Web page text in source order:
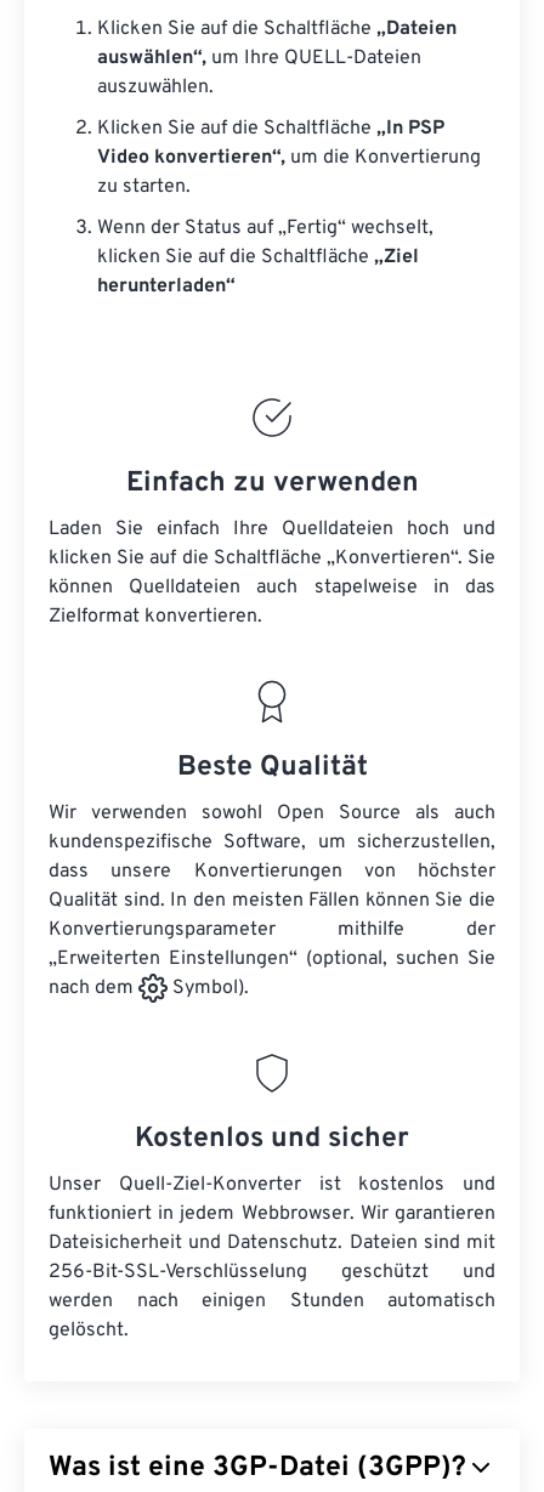
Klicken Sie auf die Schaltfläche „Dateien
auswählen“, um Ihre QUELL-Dateien
auszuwählen.
Klicken Sie auf die Schaltfläche „In PSP
Video konvertieren“, um die Konvertierung
zu starten.
Wenn der Status auf „Fertig“ wechselt,
klicken Sie auf die Schaltfläche „Ziel
herunterladen“
Einfach zu verwenden
Laden Sie einfach Ihre Quelldateien hoch und
klicken Sie auf die Schaltfläche „Konvertieren“. Sie
können Quelldateien auch stapelweise in das
Zielformat konvertieren.
Beste Qualität
Wir verwenden sowohl Open Source als auch
kundenspezifische Software, um sicherzustellen,
dass unsere Konvertierungen von höchster
Qualität sind. In den meisten Fällen können Sie die
Konvertierungsparameter mithilfe der
„Erweiterten Einstellungen“ (optional, suchen Sie
nach dem
Symbol).
Kostenlos und sicher
Unser Quell-Ziel-Konverter ist kostenlos und
funktioniert in jedem Webbrowser. Wir garantieren
Dateisicherheit und Datenschutz. Dateien sind mit
256-Bit-SSL-Verschlüsselung geschützt und
werden nach einigen Stunden automatisch
gelöscht.
Was ist eine 3GP-Datei (3GPP)?